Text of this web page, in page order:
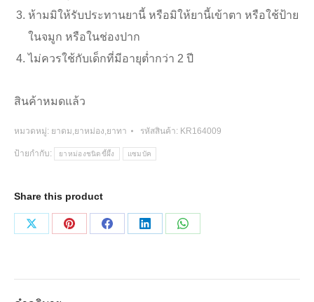
ห้ามมิให้รับประทานยานี้ หรือมิให้ยานี้เข้าตา หรือใช้ป้าย
ในจมูก หรือในช่องปาก
ไม่ควรใช้กับเด็กที่มีอายุต่ำกว่า 2 ปี
สินค้าหมดแล้ว
หมวดหมู่: ยาดม,ยาหม่อง,ยาทา รหัสสินค้า: KR164009
ป้ายกำกับ: ยาหม่องชนิดขี้ผึ้ง แซมบัค
Share this product
Share
Share
Share
Share
Share